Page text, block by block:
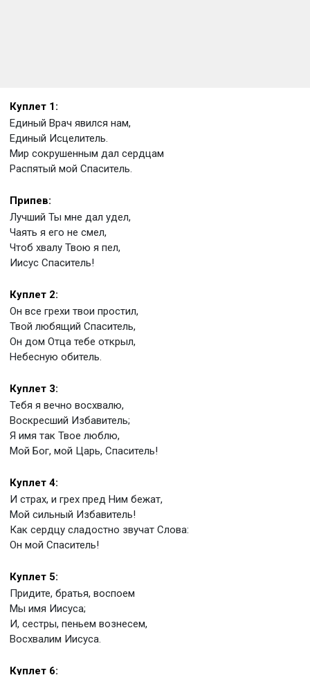
Куплет 1:
Единый Врач явился нам,
Единый Исцелитель.
Мир сокрушенным дал сердцам
Распятый мой Спаситель.
Припев:
Лучший Ты мне дал удел,
Чаять я его не смел,
Чтоб хвалу Твою я пел,
Иисус Спаситель!
Куплет 2:
Он все грехи твои простил,
Твой любящий Спаситель,
Он дом Отца тебе открыл,
Небесную обитель.
Куплет 3:
Тебя я вечно восхвалю,
Воскресший Избавитель;
Я имя так Твое люблю,
Мой Бог, мой Царь, Спаситель!
Куплет 4:
И страх, и грех пред Ним бежат,
Мой сильный Избавитель!
Как сердцу сладостно звучат Слова:
Он мой Спаситель!
Куплет 5:
Придите, братья, воспоем
Мы имя Иисуса;
И, сестры, пеньем вознесем,
Восхвалим Иисуса.
Куплет 6: